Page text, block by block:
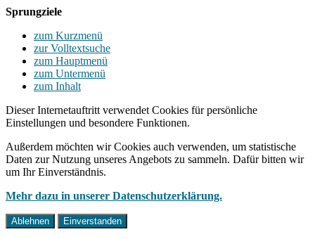
Sprungziele
zum Kurzmenü
zur Volltextsuche
zum Hauptmenü
zum Untermenü
zum Inhalt
Dieser Internetauftritt verwendet Cookies für persönliche
Einstellungen und besondere Funktionen.
Außerdem möchten wir Cookies auch verwenden, um statistische
Daten zur Nutzung unseres Angebots zu sammeln. Dafür bitten wir
um Ihr Einverständnis.
Mehr dazu in unserer Datenschutzerklärung.
Ablehnen Einverstanden